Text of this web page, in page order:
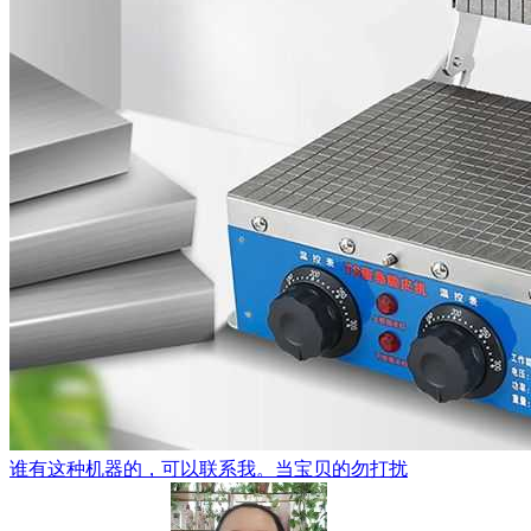
谁有这种机器的，可以联系我。当宝贝的勿打扰